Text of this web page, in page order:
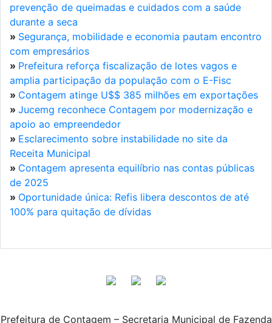
prevenção de queimadas e cuidados com a saúde
durante a seca
» Segurança, mobilidade e economia pautam encontro
com empresários
» Prefeitura reforça fiscalização de lotes vagos e
amplia participação da população com o E-Fisc
» Contagem atinge U$$ 385 milhões em exportações
» Jucemg reconhece Contagem por modernização e
apoio ao empreendedor
» Esclarecimento sobre instabilidade no site da
Receita Municipal
» Contagem apresenta equilíbrio nas contas públicas
de 2025
» Oportunidade única: Refis libera descontos de até
100% para quitação de dívidas
Prefeitura de Contagem – Secretaria Municipal de Fazenda